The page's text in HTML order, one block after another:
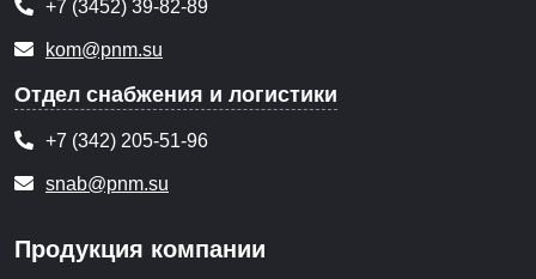
+7 (3452) 39-82-89
kom@pnm.su
Отдел снабжения и логистики
+7 (342) 205-51-96
snab@pnm.su
Продукция компании